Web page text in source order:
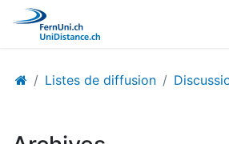
Listes de diffusion